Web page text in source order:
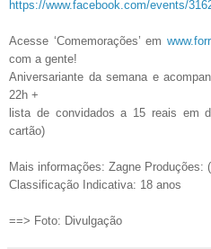
https://www.facebook.com/events/
Acesse ‘Comemorações’ em
com a gente!
Aniversariante da semana e
22h +
lista de convidados a 15 reais em
cartão)
Mais informações: Zagne Produções:
Classificação Indicativa: 18 anos
==> Foto: Divulgação